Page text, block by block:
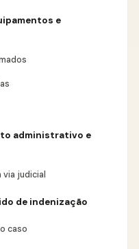
e
administrativo e
via judicial
de indenização
caso